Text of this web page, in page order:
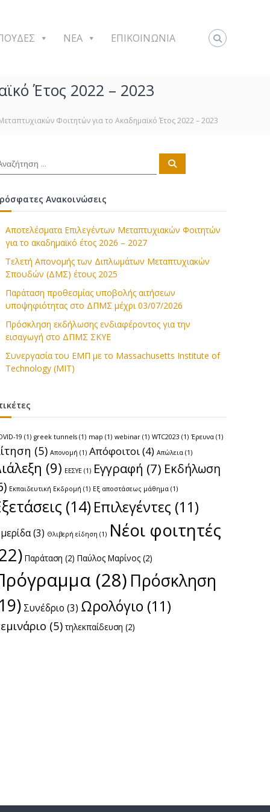
NEA ΕΠΙΚΟΙΝΩΝΙΑ
Έτος 2022 – 2023
Φοιτητών για το Ακαδημαϊκό Έτος 2022 – 2023
Α
η
η
Ανακοινώσεις
Αποτελέσματα Επιλεγέντων Μεταπτυχιακών Φοιτητών
για το ακαδημαϊκό έτος 2026 – 2027
Τελετή Απονομής των Διπλωμάτων Μεταπτυχιακών
Σπουδών (ΔΜΣ) έτους 2025
Παράταση προθεσμίας υποβολής αιτήσεων
υποψηφιότητας στο ΔΠΜΣ μέχρι 03/07/2026
Πρόσκληση εκδήλωσης ενδιαφέροντος για την
εισαγωγή στο ΔΠΜΣ ΣΚΥΕ
Συνεργασία του ΕΜΠ με το Massachusetts Institute of
Technology (MIT)
19 (1) greek tunnels (1) map (1) webinar (1) WTC2023 (1) Έρευνα (1)
(5) Απονομή (1) Απόφοιτοι(4) Απώλεια (1)
(9) ΕΕΣΥΕ (1) Εγγραφή (7) Εκδήλωση
Εκπαιδευτική Εκδρομή (1) Εξ αποστάσεως μάθημα (1)
(14) Επιλεγέντες (11)
(3) Θλιβερή είδηση (1) Νέοι φοιτητές
Παράταση (2) Παύλος Μαρίνος (2)
(28) Πρόσκληση
Συνέδριο (3) Ωρολόγιο (11)
(5) τηλεκπαίδευση (2)